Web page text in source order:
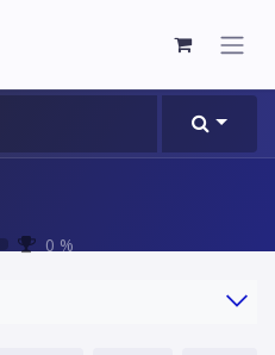
0 %